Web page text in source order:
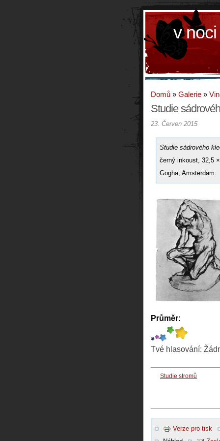
v
Domů » Galerie »
Studie
23. Červen 2015
Studie sádrového
černý inkoust, 32,5
Gogha, Amsterdam.
Průměr:
Tvé hlasování:
Studie stromů
Verze pro tisk